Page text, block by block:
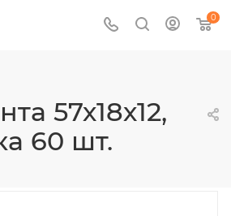
0
57х18х12,
60 шт.